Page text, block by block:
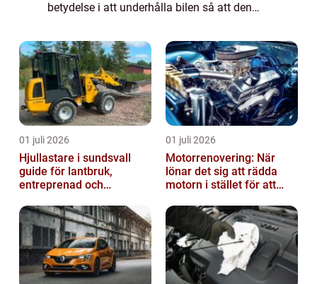
betydelse i att underhålla bilen så att den
01 juli 2026
Hjullastare i sundsvall
guide för lantbruk,
entreprenad och
01 juli 2026
Motorrenovering: När
lönar det sig att rädda
motorn i stället för att